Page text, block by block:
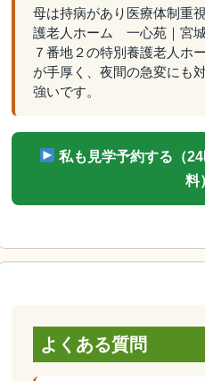
母は持病があり医療体制重
護老人ホーム 一心苑｜宮
７番地２の特別養護老人ホ
が手厚く、夜間の急変にも
強いです。
私も見学予約する（
料
よくある質問